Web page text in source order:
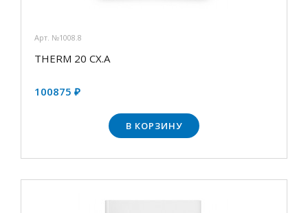
Арт. №1008.8
THERM 20 CX.A
100875 ₽
В КОРЗИНУ